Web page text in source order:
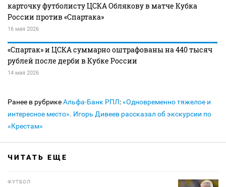
карточку футболисту ЦСКА Облякову в матче Кубка
России против «Спартака»
16 мая 2026
«Спартак» и ЦСКА суммарно оштрафованы на 440 тысяч
рублей после дерби в Кубке России
14 мая 2026
Ранее в рубрикеАльфа-Банк РПЛ:«Одновременно тяжелое и
интересное место». Игорь Дивеев рассказал об экскурсии по
«Крестам»
ЧИТАТЬ ЕЩЕ
ФУТБОЛ